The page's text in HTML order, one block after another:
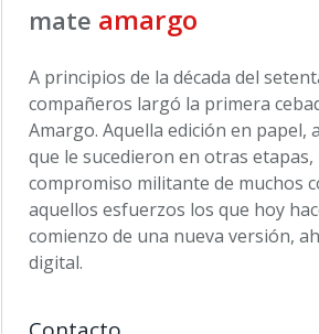
mate amargo
A principios de la década del
compañeros largó la primera
Amargo. Aquella edición en papel,
que le sucedieron en otras etapas,
compromiso militante de muchos
aquellos esfuerzos los que hoy
comienzo de una nueva versión,
digital.